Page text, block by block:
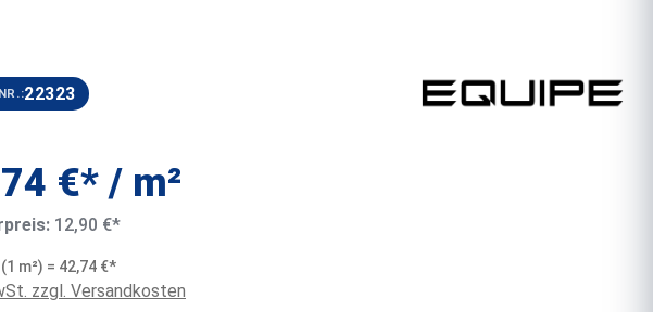
22323
€* / m²
12,90 €*
m²) = 42,74 €*
zzgl. Versandkosten